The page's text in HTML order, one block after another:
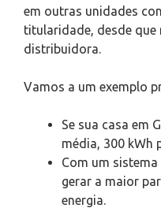
em outras unidades
titularidade, desde que
distribuidora.
Vamos a um exemplo
Se sua casa em
média, 300 kWh
Com um
gerar a maior
energia.